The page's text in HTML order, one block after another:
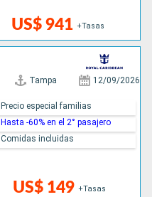
US$ 941 +Tasas
Tampa 12/09/2026
US$ 149 +Tasas
Precio especial familias
Hasta -60% en el 2° pasajero
Comidas incluidas